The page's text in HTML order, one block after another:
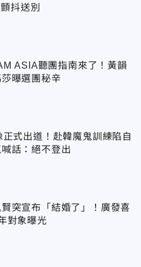
抖送別
ASIA聽團指南來了！黃韻
曝選團秘辛
式出道！赴韓魔鬼訓練陷自
話：絕不登出
突宣布「結婚了」！廣發喜
對象曝光